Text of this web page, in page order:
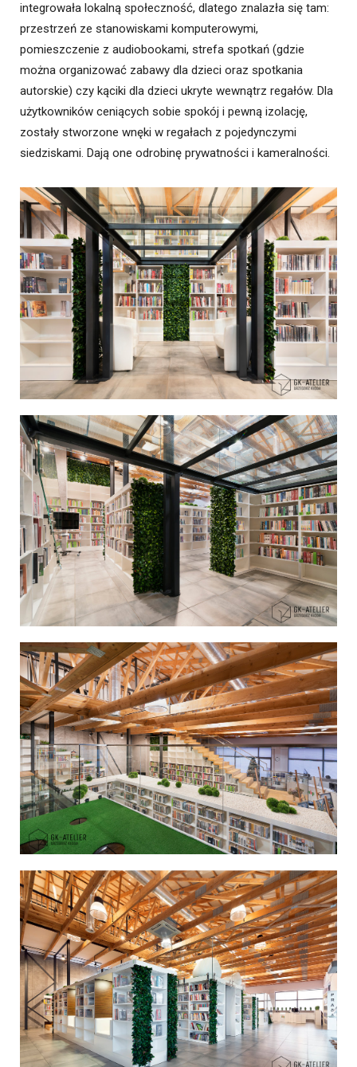
integrowała lokalną społeczność, dlatego znalazła się tam:
przestrzeń ze stanowiskami komputerowymi,
pomieszczenie z audiobookami, strefa spotkań (gdzie
można organizować zabawy dla dzieci oraz spotkania
autorskie) czy kąciki dla dzieci ukryte wewnątrz regałów. Dla
użytkowników ceniących sobie spokój i pewną izolację,
zostały stworzone wnęki w regałach z pojedynczymi
siedziskami. Dają one odrobinę prywatności i kameralności.